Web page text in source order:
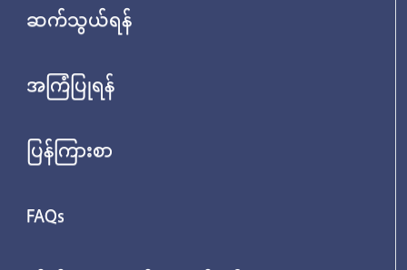
ဆက်သွယ်ရန်
အကြံပြုရန်
ပြန်ကြားစာ
FAQs